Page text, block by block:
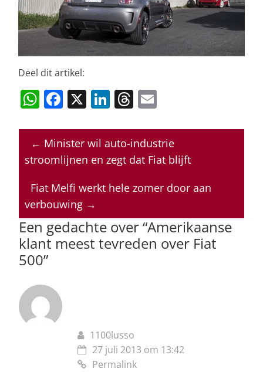
Deel dit artikel:
W
at
s
p
p
F
c
e
b
o
o
k
X Li
k
e
dI
n
T
re
a
s
ai
l
← Minister wil auto-industrie
stroomlijnen en zegt dat Fiat blijft
Fiat Melfi werkt hele zomer door aan
verbouwing →
Een gedachte over “Amerikaanse
klant meest tevreden over Fiat
500”
1100lusso
27 juli 2013 om 13:42
Permalink